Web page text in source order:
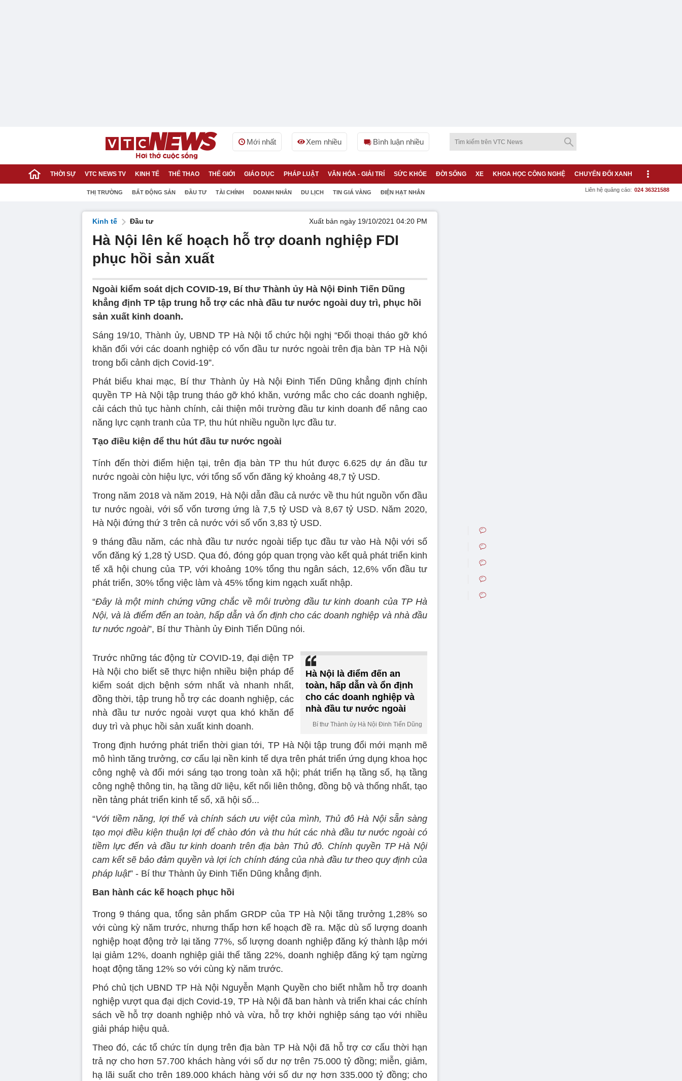
Mới nhất Xem nhiều Bình luận nhiều
THỜI SỰ VTC NEWS TV KINH TẾ THỂ THAO THẾ GIỚI GIÁO DỤC PHÁP LUẬT VĂN HÓA - GIẢI TRÍ SỨC KHỎE ĐỜI SỐNG XE KHOA HỌC CÔNG NGHỆ CHUYỂN ĐỔI XANH
THỊ TRƯỜNG BẤT ĐỘNG SẢN ĐẦU TƯ TÀI CHÍNH DOANH NHÂN DU LỊCH TIN GIÁ VÀNG ĐIỆN HẠT NHÂN Liên hệ quảng cáo: 024 36321588
Kinh tế Đầu tư Xuất bản ngày 19/10/2021 04:20 PM
Hà Nội lên kế hoạch hỗ trợ doanh nghiệp FDI
phục hồi sản xuất
Ngoài kiểm soát dịch COVID-19, Bí thư Thành ủy Hà Nội Đinh Tiến Dũng
khẳng định TP tập trung hỗ trợ các nhà đầu tư nước ngoài duy trì, phục hồi
sản xuất kinh doanh.
Sáng 19/10, Thành ủy, UBND TP Hà Nội tổ chức hội nghị “Đối thoại tháo gỡ khó
khăn đối với các doanh nghiệp có vốn đầu tư nước ngoài trên địa bàn TP Hà Nội
trong bối cảnh dịch Covid-19”.
Phát biểu khai mạc, Bí thư Thành ủy Hà Nội Đinh Tiến Dũng khẳng định chính
quyền TP Hà Nội tập trung tháo gỡ khó khăn, vướng mắc cho các doanh nghiệp,
cải cách thủ tục hành chính, cải thiện môi trường đầu tư kinh doanh để nâng cao
năng lực cạnh tranh của TP, thu hút nhiều nguồn lực đầu tư.
Tạo điều kiện để thu hút đầu tư nước ngoài
Tính đến thời điểm hiện tại, trên địa bàn TP thu hút được 6.625 dự án đầu tư
nước ngoài còn hiệu lực, với tổng số vốn đăng ký khoảng 48,7 tỷ USD.
Trong năm 2018 và năm 2019, Hà Nội dẫn đầu cả nước về thu hút nguồn vốn đầu
tư nước ngoài, với số vốn tương ứng là 7,5 tỷ USD và 8,67 tỷ USD. Năm 2020,
Hà Nội đứng thứ 3 trên cả nước với số vốn 3,83 tỷ USD.
9 tháng đầu năm, các nhà đầu tư nước ngoài tiếp tục đầu tư vào Hà Nội với số
vốn đăng ký 1,28 tỷ USD. Qua đó, đóng góp quan trọng vào kết quả phát triển kinh
tế xã hội chung của TP, với khoảng 10% tổng thu ngân sách, 12,6% vốn đầu tư
phát triển, 30% tổng việc làm và 45% tổng kim ngạch xuất nhập.
“Đây là một minh chứng vững chắc về môi trường đầu tư kinh doanh của TP Hà
Nội, và là điểm đến an toàn, hấp dẫn và ổn định cho các doanh nghiệp và nhà đầu
tư nước ngoài”, Bí thư Thành ủy Đinh Tiến Dũng nói.
Hà Nội là điểm đến an
toàn, hấp dẫn và ổn định
cho các doanh nghiệp và
nhà đầu tư nước ngoài
Bí thư Thành ủy Hà Nội Đinh Tiến Dũng
Trước những tác động từ COVID-19, đại diện TP
Hà Nội cho biết sẽ thực hiện nhiều biện pháp để
kiểm soát dịch bệnh sớm nhất và nhanh nhất,
đồng thời, tập trung hỗ trợ các doanh nghiệp, các
nhà đầu tư nước ngoài vượt qua khó khăn để
duy trì và phục hồi sản xuất kinh doanh.
Trong định hướng phát triển thời gian tới, TP Hà Nội tập trung đổi mới mạnh mẽ
mô hình tăng trưởng, cơ cấu lại nền kinh tế dựa trên phát triển ứng dụng khoa học
công nghệ và đổi mới sáng tạo trong toàn xã hội; phát triển hạ tầng số, hạ tầng
công nghệ thông tin, hạ tầng dữ liệu, kết nối liên thông, đồng bộ và thống nhất, tạo
nền tảng phát triển kinh tế số, xã hội số...
“Với tiềm năng, lợi thế và chính sách ưu việt của mình, Thủ đô Hà Nội sẵn sàng
tạo mọi điều kiện thuận lợi để chào đón và thu hút các nhà đầu tư nước ngoài có
tiềm lực đến và đầu tư kinh doanh trên địa bàn Thủ đô. Chính quyền TP Hà Nội
cam kết sẽ bảo đảm quyền và lợi ích chính đáng của nhà đầu tư theo quy định của
pháp luật” - Bí thư Thành ủy Đinh Tiến Dũng khẳng định.
Ban hành các kế hoạch phục hồi
Trong 9 tháng qua, tổng sản phẩm GRDP của TP Hà Nội tăng trưởng 1,28% so
với cùng kỳ năm trước, nhưng thấp hơn kế hoạch đề ra. Mặc dù số lượng doanh
nghiệp hoạt động trở lại tăng 77%, số lượng doanh nghiệp đăng ký thành lập mới
lại giảm 12%, doanh nghiệp giải thể tăng 22%, doanh nghiệp đăng ký tạm ngừng
hoạt động tăng 12% so với cùng kỳ năm trước.
Phó chủ tịch UBND TP Hà Nội Nguyễn Mạnh Quyền cho biết nhằm hỗ trợ doanh
nghiệp vượt qua đại dịch Covid-19, TP Hà Nội đã ban hành và triển khai các chính
sách về hỗ trợ doanh nghiệp nhỏ và vừa, hỗ trợ khởi nghiệp sáng tạo với nhiều
giải pháp hiệu quả.
Theo đó, các tổ chức tín dụng trên địa bàn TP Hà Nội đã hỗ trợ cơ cấu thời hạn
trả nợ cho hơn 57.700 khách hàng với số dư nợ trên 75.000 tỷ đồng; miễn, giảm,
hạ lãi suất cho trên 189.000 khách hàng với số dư nợ hơn 335.000 tỷ đồng; cho